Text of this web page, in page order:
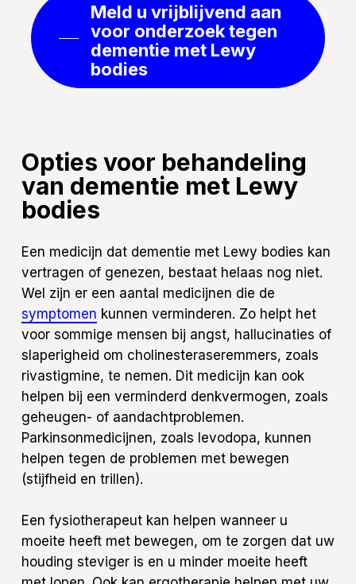
Meld u vrijblijvend aan
voor onderzoek tegen
dementie met Lewy
bodies
Opties voor behandeling
van dementie met Lewy
bodies
Een medicijn dat dementie met Lewy bodies kan
vertragen of genezen, bestaat helaas nog niet.
Wel zijn er een aantal medicijnen die de
symptomen kunnen verminderen. Zo helpt het
voor sommige mensen bij angst, hallucinaties of
slaperigheid om cholinesteraseremmers, zoals
rivastigmine, te nemen. Dit medicijn kan ook
helpen bij een verminderd denkvermogen, zoals
geheugen- of aandachtproblemen.
Parkinsonmedicijnen, zoals levodopa, kunnen
helpen tegen de problemen met bewegen
(stijfheid en trillen).
Een fysiotherapeut kan helpen wanneer u
moeite heeft met bewegen, om te zorgen dat uw
houding steviger is en u minder moeite heeft